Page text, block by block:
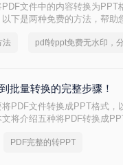
文件中的内容转换为PPT
下是两种免费的方法，帮助
法
批量转换的完整步骤！
PDF文件转换成PPT格式，
将介绍五种将PDF转换成
PDF完整的转PPT